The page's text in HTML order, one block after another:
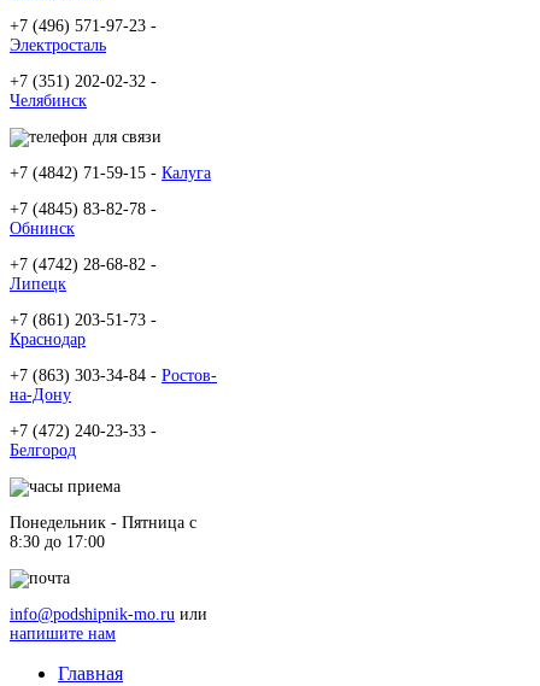
+7 (496) 571-97-23 -
Электросталь
+7 (351) 202-02-32 -
Челябинск
+7 (4842) 71-59-15 - Калуга
+7 (4845) 83-82-78 -
Обнинск
+7 (4742) 28-68-82 -
Липецк
+7 (861) 203-51-73 -
Краснодар
+7 (863) 303-34-84 - Ростов-
на-Дону
+7 (472) 240-23-33 -
Белгород
Понедельник - Пятница c
8:30 до 17:00
info@podshipnik-mo.ru или
напишите нам
Главная